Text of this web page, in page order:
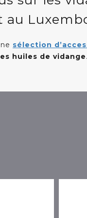
au
sélection
huiles de vidange